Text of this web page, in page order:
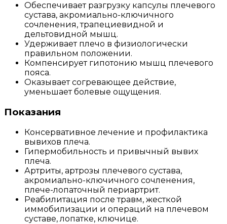
Обеспечивает разгрузку капсулы плечевого
сустава, акромиально-ключичного
сочленения, трапециевидной и
дельтовидной мышц.
Удерживает плечо в физиологически
правильном положении.
Компенсирует гипотонию мышц плечевого
пояса.
Оказывает согревающее действие,
уменьшает болевые ощущения.
Показания
Консервативное лечение и профилактика
вывихов плеча.
Гипермобильность и привычный вывих
плеча.
Артриты, артрозы плечевого сустава,
акромиально-ключичного сочленения,
плече-лопаточный периартрит.
Реабилитация после травм, жесткой
иммобилизации и операций на плечевом
суставе, лопатке, ключице.